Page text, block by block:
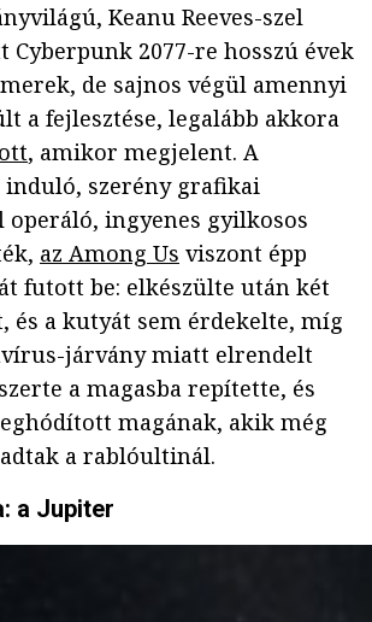
Keanu Reeves-szel
2077-re hosszú évek
de sajnos végül amennyi
a fejlesztése, legalább akkora
, amikor megjelent. A
szerény grafikai
operáló, ingyenes gyilkosos
az Among Us viszont épp
futott be: elkészülte után két
és a kutyát sem érdekelte, míg
járvány miatt elrendelt
a magasba repítette, és
magának, akik még
a rablóultinál.
a Jupiter